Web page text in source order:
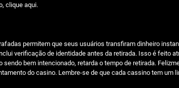
clique aqui.
permitem que seus usuários transfiram dinheiro
verificação de identidade antes da retirada. Isso é feito
bem intencionado, retarda o tempo de retirada.
do casino. Lembre-se de que cada cassino tem